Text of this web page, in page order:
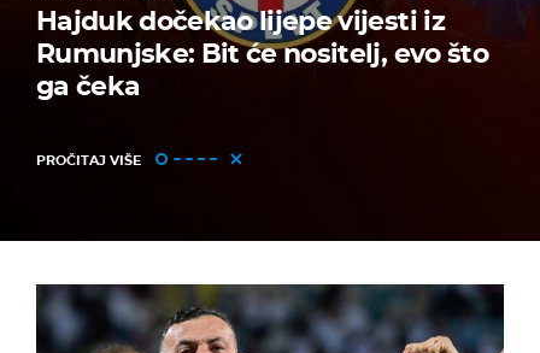
Hajduk dočekao lijepe vijesti iz
Rumunjske: Bit će nositelj, evo što
ga čeka
PROČITAJ VIŠE